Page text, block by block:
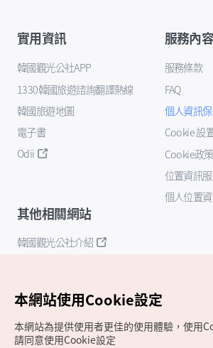
實用資訊
韓國觀光公社APP
1330韓國旅遊諮詢翻譯熱線
韓國旅遊地圖
電子書
Odii
服務內容
服務條款
FAQ
個人資訊
Cookie 設
Cookie政策
位置資訊
個人位置
其他相關網站
韓國觀光公社介紹
本網站使用Cookie設定
本網站為提供使用者更佳的使用體驗，使用
請同意使用Cookie設定